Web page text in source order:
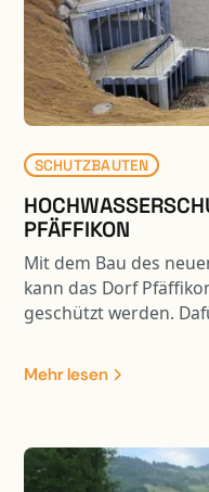
SCHUTZBAUTEN
PFÄFFIKON
Mit dem Bau des
kann das Dorf
geschützt werden.
Dank der
ist der Eingriff in die
aufgewertet.
Mehr lesen